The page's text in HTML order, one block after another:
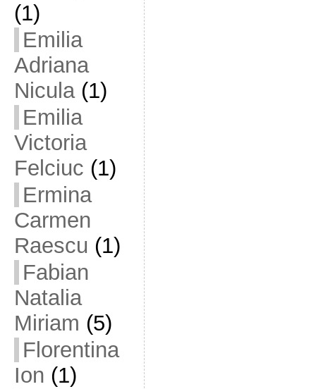
(1)
Emilia
Adriana
Nicula(1)
Emilia
Victoria
Felciuc (1)
Ermina
Carmen
Raescu (1)
Fabian
Natalia
Miriam (5)
Florentina
Ion (1)